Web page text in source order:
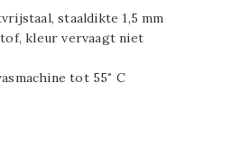
staaldikte 1,5 mm
kleur vervaagt niet
tot 55˚ C